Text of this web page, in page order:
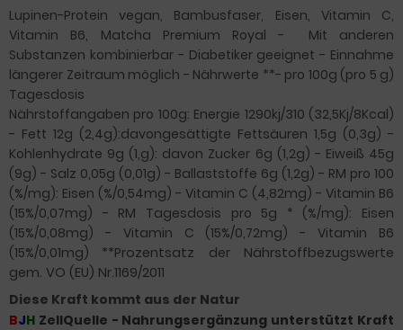
Lupinen-Protein vegan, Bambusfaser, Eisen, Vitamin C,
Vitamin B6, Matcha Premium Royal -
Mit anderen
Substanzen kombinierbar - Diabetiker geeignet - Einnahme
längerer Zeitraum möglich - Nährwerte **- pro 100g (pro 5 g)
Tagesdosis
Nährstoffangaben pro 100g: Energie 1290kj/310 (32,5Kj/8Kcal)
- Fett 12g (2,4g):davongesättigte Fettsäuren 1,5g (0,3g) -
Kohlenhydrate 9g (1,g): davon Zucker 6g (1,2g) - Eiweiß 45g
(9g) - Salz 0,05g (0,01g) - Ballaststoffe 6g (1,2g) - RM pro 100
(%/mg): Eisen (%/0,54mg) - Vitamin C (4,82mg) - Vitamin B6
(15%/0,07mg) - RM Tagesdosis pro 5g * (%/mg): Eisen
(15%/0,08mg) - Vitamin C (15%/0,72mg) - Vitamin B6
(15%/0,01mg) **Prozentsatz der Nährstoffbezugswerte
gem. VO (EU) Nr.1169/2011
Diese Kraft kommt aus der Natur
BJH ZellQuelle - Nahrungsergänzung unterstützt Kraft